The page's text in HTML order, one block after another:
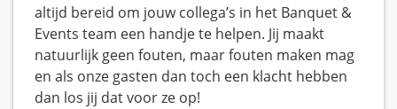
altijd bereid om jouw collega’s in het Banquet &
Events team een handje te helpen. Jij maakt
natuurlijk geen fouten, maar fouten maken mag
en als onze gasten dan toch een klacht hebben
dan los jij dat voor ze op!